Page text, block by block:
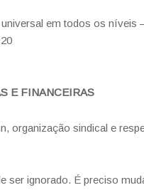
em todos os níveis
E FINANCEIRAS
organização sindical e
ser ignorado. É preciso